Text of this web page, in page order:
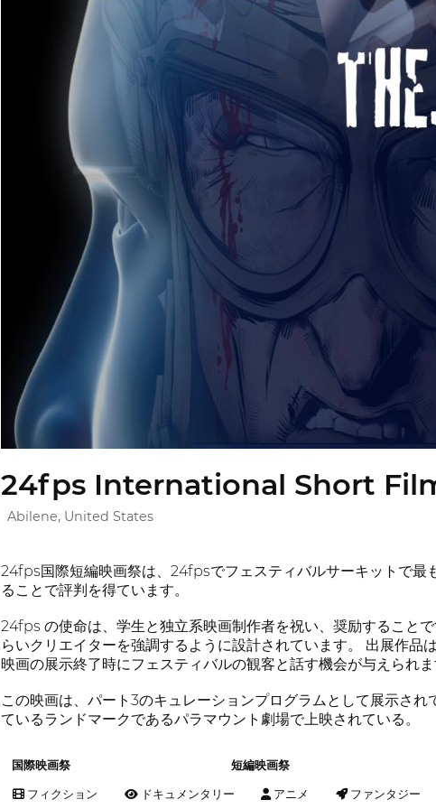
24fps International Short
Abilene, United States
24fps国際短編映画祭は、24fpsでフェスティバルサーキットで最
ることで評判を得ています。
24fps の使命は、学生と独立系映画制作者を祝い、奨励すること
らいクリエイターを強調するように設計されています。 出展作品
映画の展示終了時にフェスティバルの観客と話す機会が与えられま
この映画は、パート3のキュレーションプログラムとして展示さ
ているランドマークであるパラマウント劇場で上映されている。
国際映画祭 短編映画祭
フィクション ドキュメンタリー アニメ ファンタジー